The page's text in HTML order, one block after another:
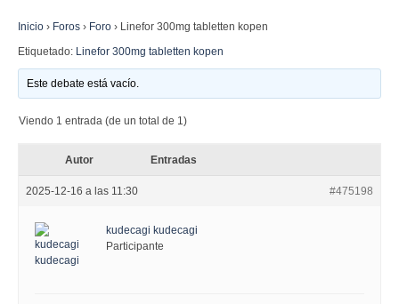
Inicio › Foros › Foro › Linefor 300mg tabletten kopen
Etiquetado: Linefor 300mg tabletten kopen
Este debate está vacío.
Viendo 1 entrada (de un total de 1)
Autor Entradas
2025-12-16 a las 11:30 #475198
kudecagi kudecagi
Participante